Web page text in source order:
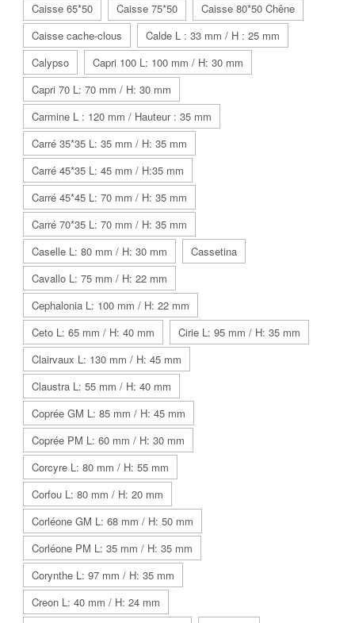
Caisse 65*50
Caisse 75*50
Caisse 80*50 Chêne
Caisse cache-clous
Calde L : 33 mm / H : 25 mm
Calypso
Capri 100 L: 100 mm / H: 30 mm
Capri 70 L: 70 mm / H: 30 mm
Carmine L : 120 mm / Hauteur : 35 mm
Carré 35*35 L: 35 mm / H: 35 mm
Carré 45*35 L: 45 mm / H:35 mm
Carré 45*45 L: 70 mm / H: 35 mm
Carré 70*35 L: 70 mm / H: 35 mm
Caselle L: 80 mm / H: 30 mm
Cassetina
Cavallo L: 75 mm / H: 22 mm
Cephalonia L: 100 mm / H: 22 mm
Ceto L: 65 mm / H: 40 mm
Cirie L: 95 mm / H: 35 mm
Clairvaux L: 130 mm / H: 45 mm
Claustra L: 55 mm / H: 40 mm
Coprée GM L: 85 mm / H: 45 mm
Coprée PM L: 60 mm / H: 30 mm
Corcyre L: 80 mm / H: 55 mm
Corfou L: 80 mm / H: 20 mm
Corléone GM L: 68 mm / H: 50 mm
Corléone PM L: 35 mm / H: 35 mm
Corynthe L: 97 mm / H: 35 mm
Creon L: 40 mm / H: 24 mm